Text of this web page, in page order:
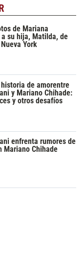
de Mariana
su hija, Matilda, de
York
de amorentre
y Mariano Chihade:
y otros desafíos
enfrenta rumores de
Mariano Chihade